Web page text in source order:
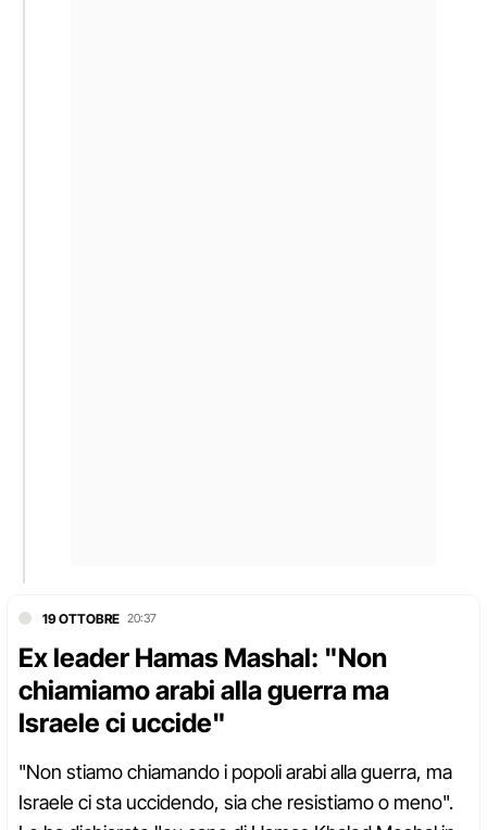
19 OTTOBRE 20:37
Ex leader Hamas Mashal: "Non
chiamiamo arabi alla guerra ma
Israele ci uccide"
"Non stiamo chiamando i popoli arabi alla guerra, ma
Israele ci sta uccidendo, sia che resistiamo o meno".